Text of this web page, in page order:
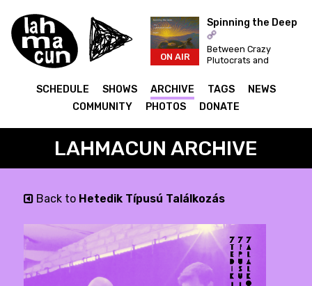
ON AIR
Spinning the Deep
Between Crazy
Plutocrats and
Dance for a Better
World!
SCHEDULE SHOWS ARCHIVE TAGS
NEWS
COMMUNITY
PHOTOS DONATE
LAHMACUN ARCHIVE
Back to Hetedik Típusú Találkozás